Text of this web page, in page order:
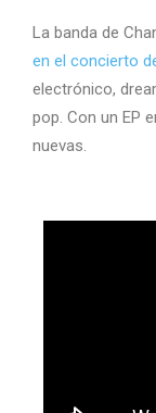
La banda de
en el concierto
electrónico,
pop. Con un EP
nuevas.